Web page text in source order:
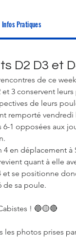
Infos Pratiques
D2 D3 et
de ce
et 3 conservent
de leurs
remporté vendredi
6-1 opposées aux
4 en déplacement à
quant à elle
et se positionne
de sa poule.
! 🔵🟡🔴
les photos prises